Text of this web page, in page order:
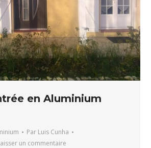
en Aluminium
Par Luis Cunha
un commentaire